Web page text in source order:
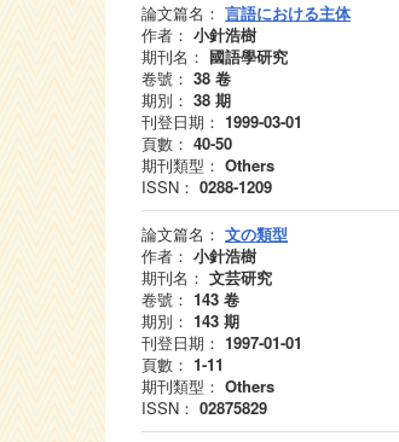
論文篇名： 言語における主体
作者： 小針浩樹
期刊名： 國語學研究
卷號： 38 卷
期別： 38 期
刊登日期： 1999-03-01
頁數： 40-50
期刊類型： Others
ISSN： 0288-1209
論文篇名： 文の類型
作者： 小針浩樹
期刊名： 文芸研究
卷號： 143 卷
期別： 143 期
刊登日期： 1997-01-01
頁數： 1-11
期刊類型： Others
ISSN： 02875829